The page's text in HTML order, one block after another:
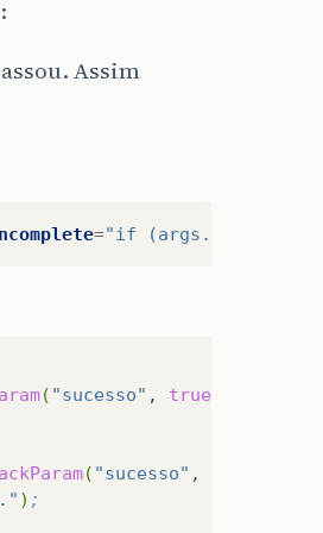
Assim
="if (args.sucesso) {
( "sucesso" , true
( "sucesso" ,
) ;